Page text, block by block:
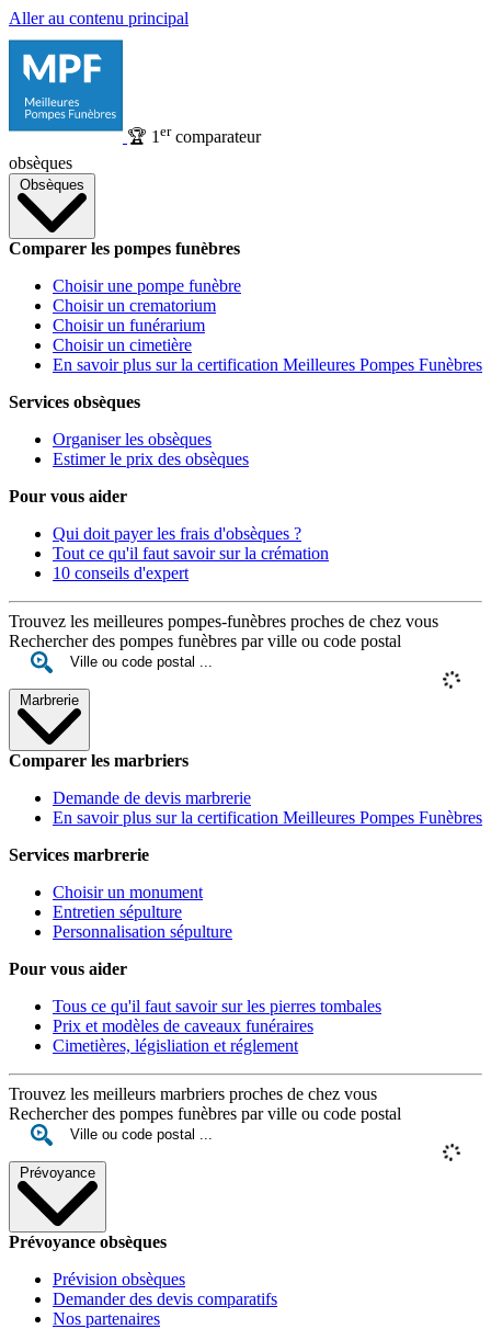
Aller au contenu principal
🏆 1 ercomparateur
obsèques
Obsèques
Comparer les pompes funèbres
Choisir une pompe funèbre
Choisir un crematorium
Choisir un funérarium
Choisir un cimetière
En savoir plus sur la certification Meilleures Pompes Funèbres
Services obsèques
Organiser les obsèques
Estimer le prix des obsèques
Pour vous aider
Qui doit payer les frais d'obsèques ?
Tout ce qu'il faut savoir sur la crémation
10 conseils d'expert
Trouvez les meilleures pompes-funèbres proches de chez vous
Rechercher des pompes funèbres par ville ou code postal
Marbrerie
Comparer les marbriers
Demande de devis marbrerie
En savoir plus sur la certification Meilleures Pompes Funèbres
Services marbrerie
Choisir un monument
Entretien sépulture
Personnalisation sépulture
Pour vous aider
Tous ce qu'il faut savoir sur les pierres tombales
Prix et modèles de caveaux funéraires
Cimetières, législiation et réglement
Trouvez les meilleurs marbriers proches de chez vous
Rechercher des pompes funèbres par ville ou code postal
Prévoyance
Prévoyance obsèques
Prévision obsèques
Demander des devis comparatifs
Nos partenaires